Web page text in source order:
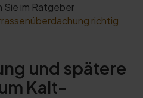
Sie im Ratgeber
richtig
und spätere
Kalt-